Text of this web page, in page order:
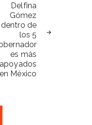
Delfina
Gómez
dentro de
los 5
es más
apoyados
en México